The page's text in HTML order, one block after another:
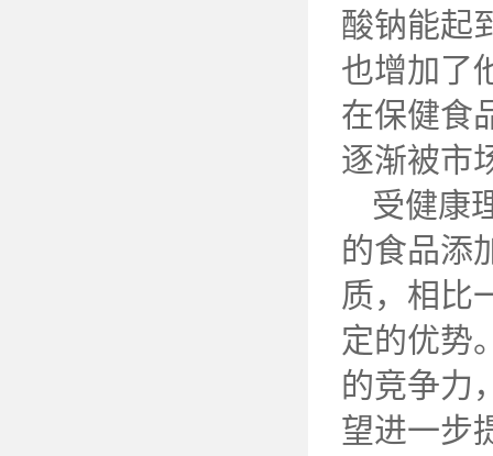
酸钠能起
也增加了
在保健食
逐渐被市
受健康
的食品添
质，相比
定的优势
的竞争力
望进一步